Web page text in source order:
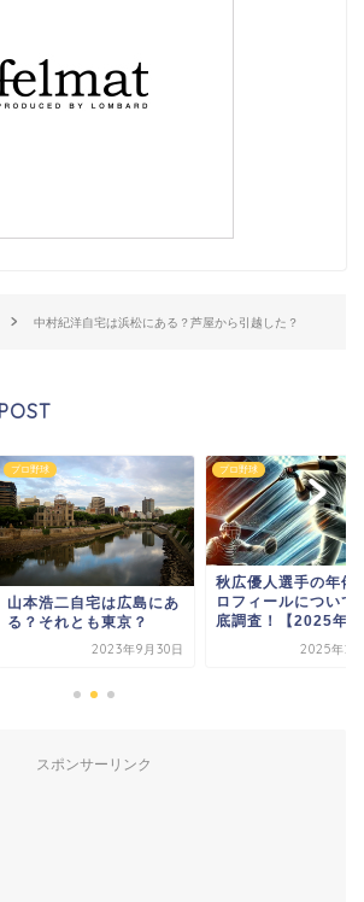
中村紀洋自宅は浜松にある？芦屋から引越した？
プロ野球
山本浩二自宅は広島にあ
る？それとも東京？
2023年9月30日
プロ野球
秋広優人選手の年俸
ロフィールについて
底調査！【2025年
2025年2
スポンサーリンク